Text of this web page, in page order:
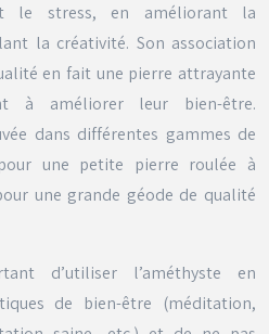
le stress, en améliorant la
la créativité. Son association
en fait une pierre attrayante
à améliorer leur bien-être.
dans différentes gammes de
une petite pierre roulée à
une grande géode de qualité
d’utiliser l’améthyste en
de bien-être (méditation,